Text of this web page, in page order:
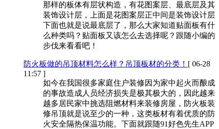
那样的板体有层状构造，有花图案层、最底层及其
装饰设计层，上面是花图案层正中间是装饰设计层
下面也就是说最底层了，那么大家知道贴面板有什
么种类吗？贴面板又该怎么去选择呢？跟随小编的
步伐来看看吧！
防火板做的吊顶材料怎么样？吊顶板材的分类！ [ 06-28
11:57 ]
如今在我国很多家庭住户装修因为家中起火而酿成
的事故造成人员经济损失是极其极大的，因此越来
越多居民家中挑选阻燃材料来装修房屋，防火板装
修吊顶就是说至少的一种，这类板材有着优质的防
火安全隔热保温功能。下面就跟随91好色先生APP